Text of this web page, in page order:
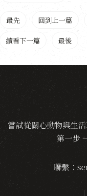
最先 回到上一篇
續看下一篇 最後
嘗試從關心動物與生
第一步
聯繫：